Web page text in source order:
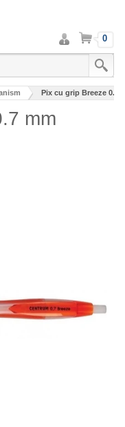
Intra
in
cont
Cos 0
Pix cu grip Breeze 0.7
mm